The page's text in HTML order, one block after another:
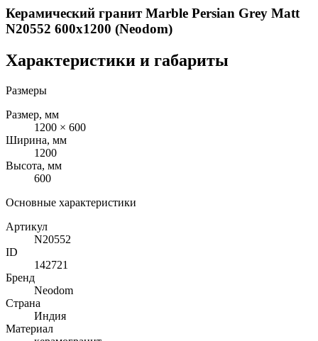
Керамический гранит Marble Persian Grey Matt
N20552 600x1200 (Neodom)
Характеристики и габариты
Размеры
Размер, мм
1200 × 600
Ширина, мм
1200
Высота, мм
600
Основные характеристики
Артикул
N20552
ID
142721
Бренд
Neodom
Страна
Индия
Материал